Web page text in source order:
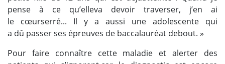
pense à ce qu’elleva devoir traverser, j’en ai
le cœurserré... Il y a aussi une adolescente qui
a dû passer ses épreuves de baccalauréat debout. »
Pour faire connaître cette maladie et alerter des